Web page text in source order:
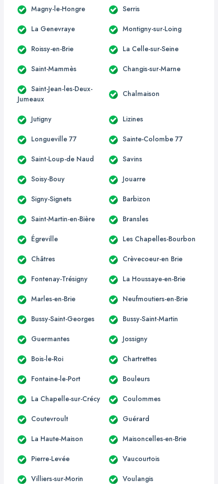
Magny-le-Hongre Serris
La Genevraye Montigny-sur-Loing
Roissy-en-Brie La Celle-sur-Seine
Saint-Mammès Changis-sur-Marne
Saint-Jean-les-Deux-
Jumeaux
Chalmaison
Jutigny Lizines
Longueville 77 Sainte-Colombe 77
Saint-Loup-de Naud Savins
Soisy-Bouy Jouarre
Signy-Signets Barbizon
Saint-Martin-en-Bière Bransles
Égreville Les Chapelles-Bourbon
Châtres Crèvecoeur-en Brie
Fontenay-Trésigny La Houssaye-en-Brie
Marles-en-Brie Neufmoutiers-en-Brie
Bussy-Saint-Georges Bussy-Saint-Martin
Guermantes Jossigny
Bois-le-Roi Chartrettes
Fontaine-le-Port Bouleurs
La Chapelle-sur-Crécy Coulommes
Coutevroult Guérard
La Haute-Maison Maisoncelles-en-Brie
Pierre-Levée Vaucourtois
Villiers-sur-Morin Voulangis